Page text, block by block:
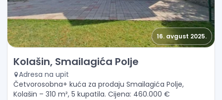
16. avgust 2025.
Prodaja - Kuća Kolašin, Smailagića Polje
Kolašin, Smailagića Polje
Adresa na upit
Četvorosobna+ kuća za prodaju Smailagića Polje,
Kolašin – 310 m², 5 kupatila. Cijena: 460.000 €